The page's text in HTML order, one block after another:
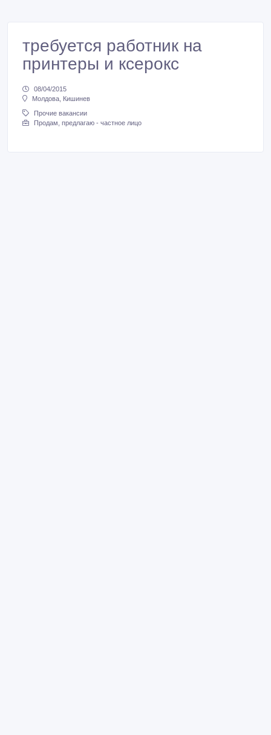
требуется работник на
принтеры и ксерокс
08/04/2015
Молдова, Кишинев
Прочие вакансии
Продам, предлагаю - частное лицо